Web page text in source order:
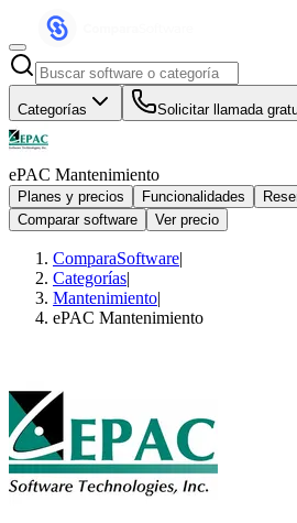
Categorías Solicitar llamada
ePAC Mantenimiento
Planes y precios Funcionalidades
Comparar software
Ver precio
ComparaSoftware|
Categorías|
Mantenimiento|
ePAC Mantenimiento